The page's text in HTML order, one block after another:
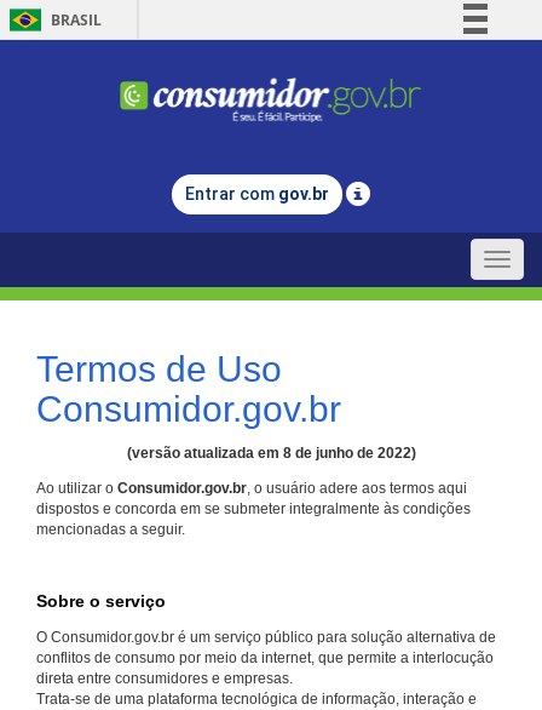
BRASIL
Comunica BR
Legislação
Entrar com gov.br
Toggle
Termos de Uso
Consumidor.gov.br
(versão atualizada em 8 de junho de 2022)
Ao utilizar o Consumidor.gov.br, o usuário adere aos termos aqui
dispostos e concorda em se submeter integralmente às condições
mencionadas a seguir.
Sobre o serviço
O Consumidor.gov.br é um serviço público para solução alternativa de
conflitos de consumo por meio da internet, que permite a interlocução
direta entre consumidores e empresas.
Trata-se de uma plataforma tecnológica de informação, interação e